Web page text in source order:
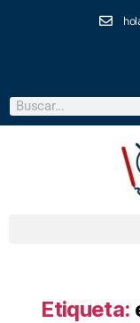
Etiqueta: